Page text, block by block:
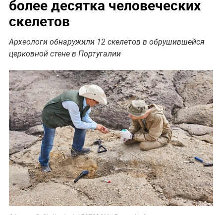
более десятка человеческих
скелетов
Археологи обнаружили 12 скелетов в обрушившейся
церковной стене в Португалии